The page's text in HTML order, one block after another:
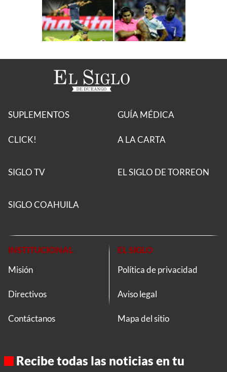
SUPLEMENTOS
CLICK!
GUÍA MÉDICA
A LA CARTA
SIGLO TV EL SIGLO DE TORREON
SIGLO COAHUILA
INSTITUCIONAL
Misión
Directivos
Contáctanos
EL SIGLO
Política de privacidad
Aviso legal
Mapa del sitio
Recibe todas las noticias en tu